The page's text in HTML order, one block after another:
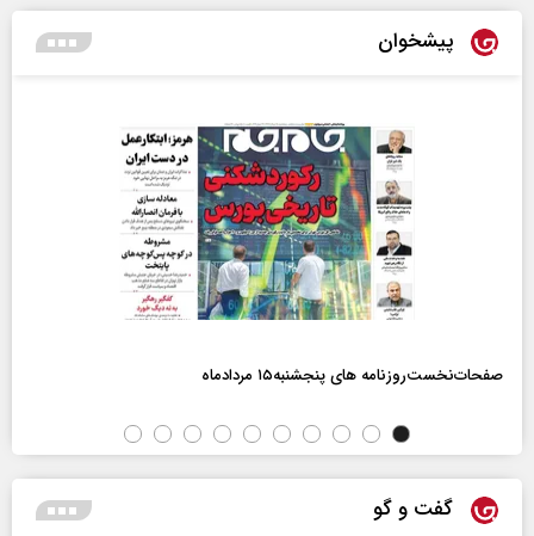
پیشخوان
صفحات‌نخست‌روزنامه ها‌ی پنجشنبه‌۱۵ مردادماه
گفت و گو